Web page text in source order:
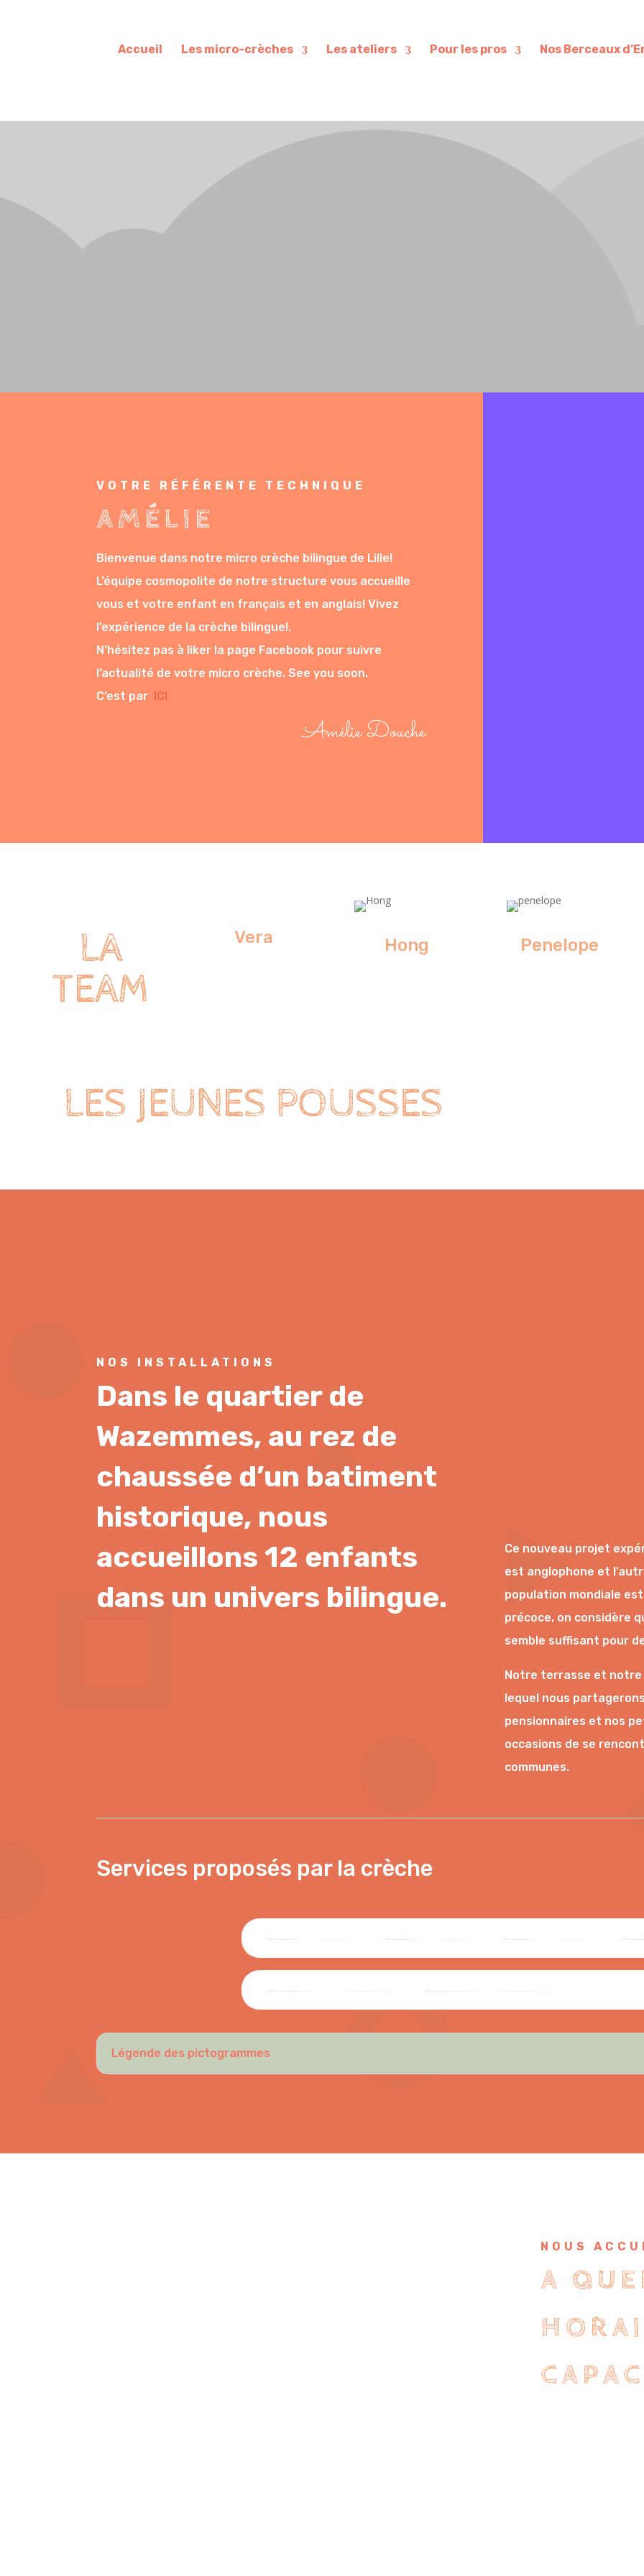
Accueil Les micro-crèches Les ateliers Pour les pros Nos Berceaux
VOTRE RÉFÉRENTE TECHNIQUE
AMÉLIE
Bienvenue dans notre micro crèche bilingue de Lille!
L’équipe cosmopolite de notre structure vous accueille
vous et votre enfant en français et en anglais! Vivez
l’expérience de la crèche bilingue!.
N’hésitez pas à liker la page Facebook pour suivre
l’actualité de votre micro crèche. See you soon.
C’est par ICI
Amélie Douche
LA
TEAM
Vera Hong Penelope
LES JEUNES POUSSES
NOS INSTALLATIONS
Dans le quartier de
Wazemmes, au rez de
chaussée d’un batiment
historique, nous
accueillons 12 enfants
dans un univers bilingue.
Ce nouveau projet
est anglophone et
population mondiale
précoce, on considère
semble suffisant pour
Notre terrasse et notre
lequel nous
pensionnaires et nos
occasions de se
communes.
Services proposés par la crèche
Légende des pictogrammes
NOUS
A